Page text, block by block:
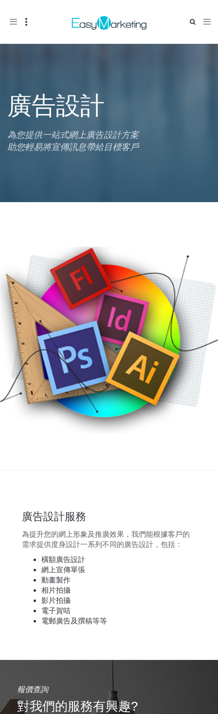
Toggle
廣告設計
為您提供一站式網上廣告設計方案
助您輕易將宣傳訊息帶給目標客戶
廣告設計服務
為提升您的網上形象及推廣效果，我們能根據客戶的
需求提供度身設計一系列不同的廣告設計，包括：
橫額廣告設計
網上宣傳單張
動畫製作
相片拍攝
影片拍攝
電子賀咭
電郵廣告及撰稿等等
報價查詢
對我們的服務有興趣?